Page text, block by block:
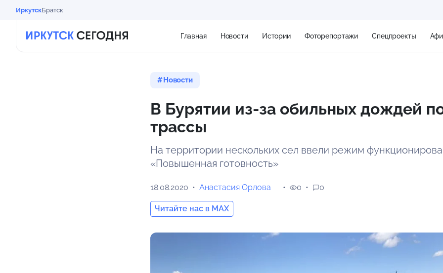
ИркутскБратск
Главная Новости Истории Фоторепортажи Спецпроекты
Новости
В Бурятии из-за обильных дождей
трассы
На территории нескольких сел ввели режим
«Повышенная готовность»
18.08.2020 Анастасия Орлова
Читайте нас в MAX
0 0